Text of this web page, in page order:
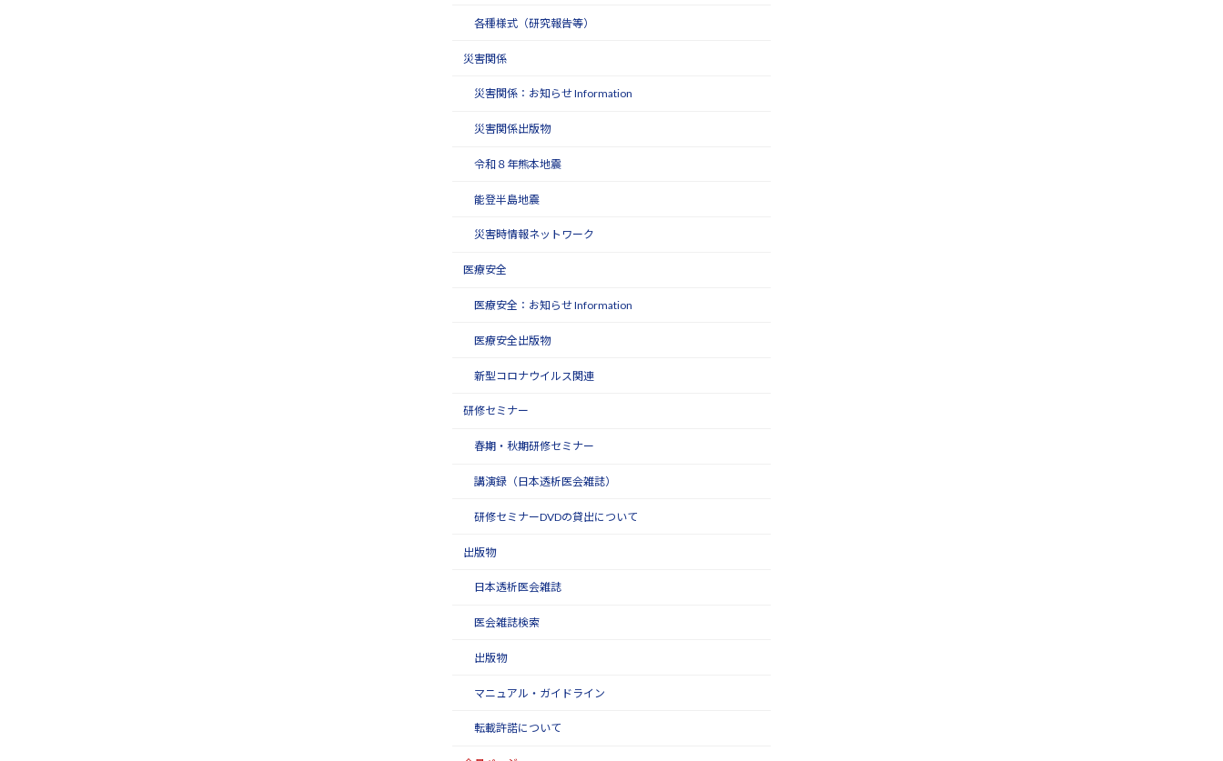
各種様式（研究報告等）
災害関係
災害関係：お知らせ Information
災害関係出版物
令和８年熊本地震
能登半島地震
災害時情報ネットワーク
医療安全
医療安全：お知らせ Information
医療安全出版物
新型コロナウイルス関連
研修セミナー
春期・秋期研修セミナー
講演録（日本透析医会雑誌）
研修セミナーDVDの貸出について
出版物
日本透析医会雑誌
医会雑誌検索
出版物
マニュアル・ガイドライン
転載許諾について